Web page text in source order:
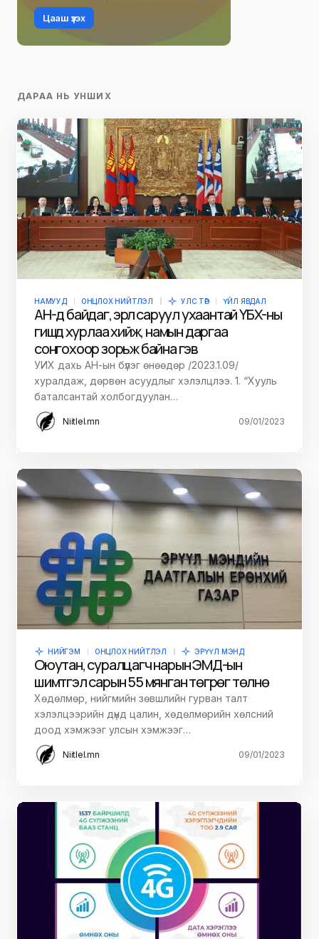
Цааш үзэх
ДАРАА НЬ УНШИХ
НАМУУД ОНЦЛОХ НИЙТЛЭЛ УЛС ТӨР ҮЙЛ ЯВДАЛ
АН-д байдаг, эрүүл саруул ухаантай ҮБХ-ны
гишүүд хурлаа хийж, намын даргаа
сонгохоор зорьж байна гэв
УИХ дахь АН-ын бүлэг өнөөдөр /2023.1.09/
хуралдаж, дөрвөн асуудлыг хэлэлцлээ. 1. “Хууль
баталсантай холбогдуулан…
Niitlel.mn 09/01/2023
НИЙГЭМ ОНЦЛОХ НИЙТЛЭЛ ЭРҮҮЛ МЭНД
Оюутан, суралцагч нарын ЭМД-ын
шимтгэл сарын 55 мянган төгрөг төлнө
Хөдөлмөр, нийгмийн зөвшлийн гурван талт
хэлэлцээрийн дүнд цалин, хөдөлмөрийн хөлсний
доод хэмжээг улсын хэмжээг…
Niitlel.mn 09/01/2023